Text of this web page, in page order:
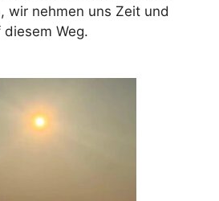
wir nehmen uns Zeit und
Weg.